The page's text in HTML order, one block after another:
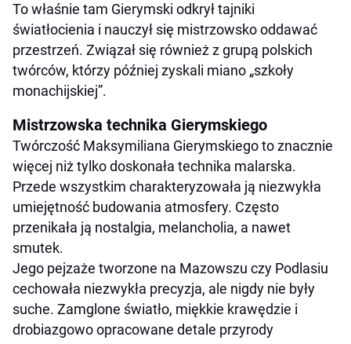
To właśnie tam Gierymski odkrył tajniki
światłocienia i nauczył się mistrzowsko oddawać
przestrzeń. Związał się również z grupą polskich
twórców, którzy później zyskali miano „szkoły
monachijskiej”.
Mistrzowska technika Gierymskiego
Twórczość Maksymiliana Gierymskiego to znacznie
więcej niż tylko doskonała technika malarska.
Przede wszystkim charakteryzowała ją niezwykła
umiejętność budowania atmosfery. Często
przenikała ją nostalgia, melancholia, a nawet
smutek.
Jego pejzaże tworzone na Mazowszu czy Podlasiu
cechowała niezwykła precyzja, ale nigdy nie były
suche. Zamglone światło, miękkie krawędzie i
drobiazgowo opracowane detale przyrody